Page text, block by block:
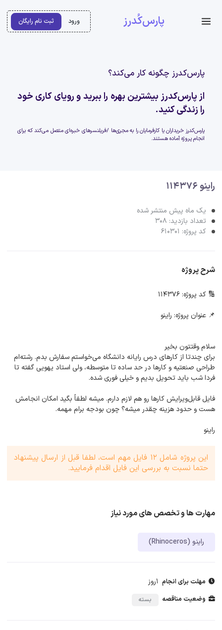
پارس‌کُدرز ورود ثبت نام رایگان
پارس‌کدرز چگونه کار می‌کند؟
از پارس‌کدرز بیشترین بهره را ببرید و رویای کاری خود
را زندگی کنید.
پارس‌کدرز خریداران یا کارفرمایان را به مجری‌ها /فریلنسرهای خبره‌ای متصل می‌کند که برای
انجام پروژه آماده هستند.
راینو 114376
یک ماه پیش منتشر شده
تعداد بازدید: 308
کد پروژه: 610301
شرح پروژه
🔢 کد پروژه: 114376
📌 عنوان پروژه: راینو
سلام وقتتون بخیر
برای چندتا از کارهای درس رایانه دانشگاه می‌خواستم سفارش بدم. رشته‌ام
طراحی صنعتیه و کارها در حد ساده تا متوسطه، ولی استاد یهویی گفته تا
فردا شب باید تحویل بدیم و خیلی فوری شده.
فایل قابل‌ویرایش کارها رو هم لازم دارم. میشه لطفاً بگید امکان انجامش
هست و حدود هزینه چقدر میشه؟ چون بودجه برام مهمه.
راینو
این پروژه شامل 12 فایل مهم است، لطفا قبل از ارسال پیشنهاد
حتما نسبت به بررسی این فایل اقدام فرمایید.
مهارت ها و تخصص های مورد نیاز
راینو (Rhinoceros)
مهلت برای انجام 1روز
وضعیت مناقصه بسته